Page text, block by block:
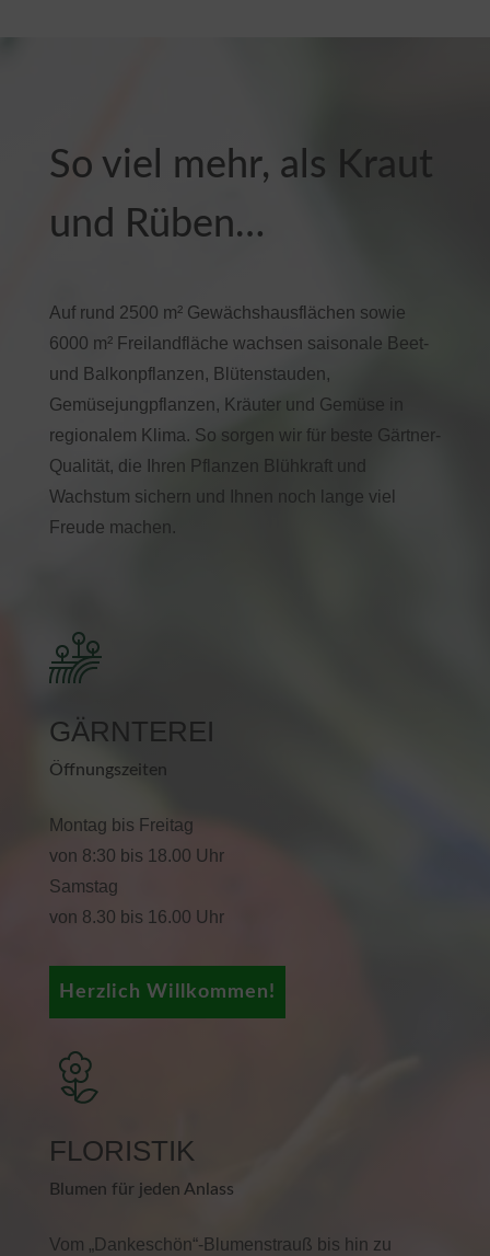
So viel mehr, als Kraut
und Rüben…
Auf rund 2500 m² Gewächshausflächen sowie
6000 m² Freilandfläche wachsen saisonale Beet-
und Balkonpflanzen, Blütenstauden,
Gemüsejungpflanzen, Kräuter und Gemüse in
regionalem Klima. So sorgen wir für beste Gärtner-
Qualität, die Ihren Pflanzen Blühkraft und
Wachstum sichern und Ihnen noch lange viel
Freude machen.
GÄRNTEREI
Öffnungszeiten
Montag bis Freitag
von 8:30 bis 18.00 Uhr
Samstag
von 8.30 bis 16.00 Uhr
Herzlich Willkommen!
FLORISTIK
Blumen für jeden Anlass
Vom „Dankeschön“-Blumenstrauß bis hin zu